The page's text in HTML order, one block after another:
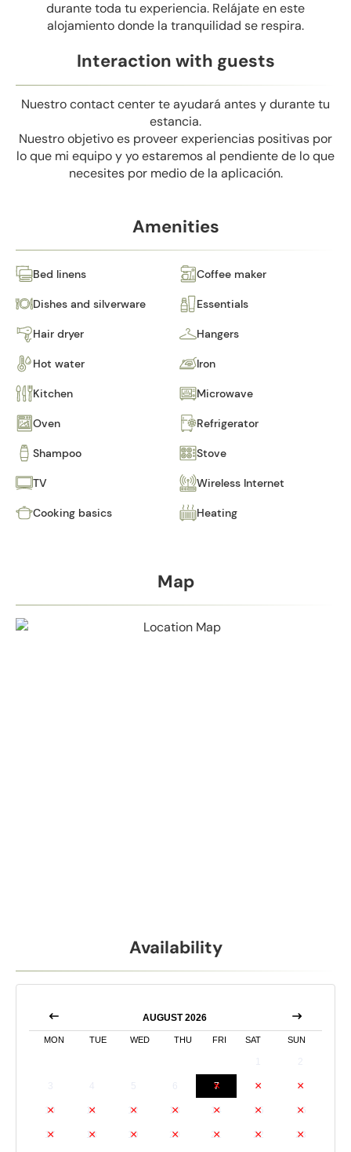
durante toda tu experiencia. Relájate en este
alojamiento donde la tranquilidad se respira.
Interaction with guests
Nuestro contact center te ayudará antes y durante tu
estancia.
Nuestro objetivo es proveer experiencias positivas por
lo que mi equipo y yo estaremos al pendiente de lo que
necesites por medio de la aplicación.
Amenities
Bed linens Coffee maker
Dishes and silverware Essentials
Hair dryer Hangers
Hot water Iron
Kitchen Microwave
Oven Refrigerator
Shampoo Stove
TV Wireless Internet
Cooking basics Heating
Map
Availability
AUGUST 2026
MON TUE WED THU FRI SAT SUN
7 8 9
10 11 12 13 14 15 16
17 18 19 20 21 22 23